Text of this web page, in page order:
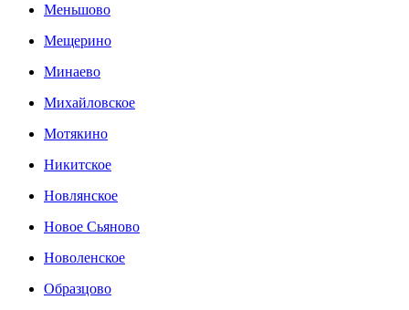
Меньшово
Мещерино
Минаево
Михайловское
Мотякино
Никитское
Новлянское
Новое Сьяново
Новоленское
Образцово